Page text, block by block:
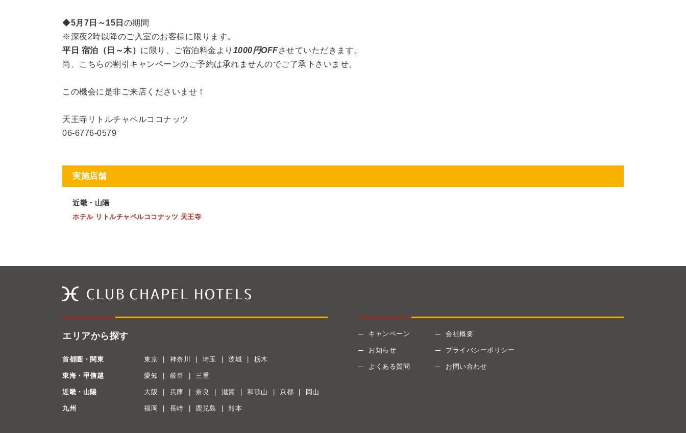
◆5月7日～15日 の期間
※深夜2時以降のご入室のお客様に限ります。
平日 宿泊（日～木） に限り、ご宿泊料金より 1000円OFFさせていただきます。
尚、こちらの割引キャンペーンのご予約は承れませんのでご了承下さいませ。
この機会に是非ご来店くださいませ！
天王寺リトルチャペルココナッツ
06-6776‐0579
実施店舗
近畿・山陽
ホテル リトルチャペルココナッツ 天王寺
エリアから探す
首都圏・関東 東京 神奈川 埼玉 茨城 栃木
東海・甲信越 愛知 岐阜 三重
近畿・山陽 大阪 兵庫 奈良 滋賀 和歌山 京都 岡山
九州 福岡 長崎 鹿児島 熊本
キャンペーン
お知らせ
よくある質問
会社概要
プライバシーポリシー
お問い合わせ